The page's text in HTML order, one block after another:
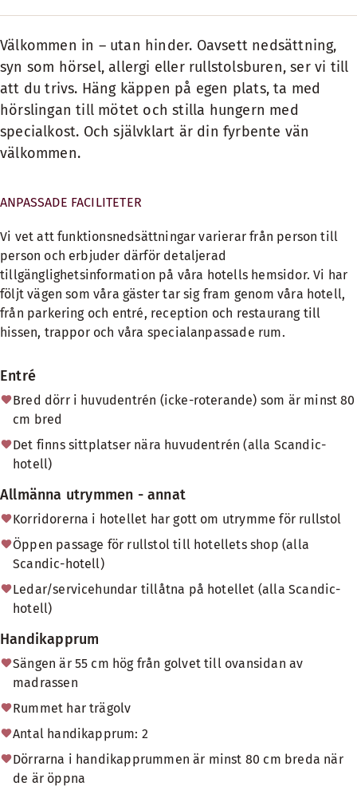
Välkommen in – utan hinder. Oavsett nedsättning,
syn som hörsel, allergi eller rullstolsburen, ser vi till
att du trivs. Häng käppen på egen plats, ta med
hörslingan till mötet och stilla hungern med
specialkost. Och självklart är din fyrbente vän
välkommen.
ANPASSADE FACILITETER
Vi vet att funktionsnedsättningar varierar från person till
person och erbjuder därför detaljerad
tillgänglighetsinformation på våra hotells hemsidor. Vi har
följt vägen som våra gäster tar sig fram genom våra hotell,
från parkering och entré, reception och restaurang till
hissen, trappor och våra specialanpassade rum.
Entré
Bred dörr i huvudentrén (icke-roterande) som är minst 80
cm bred
Det finns sittplatser nära huvudentrén (alla Scandic-
hotell)
Allmänna utrymmen - annat
Korridorerna i hotellet har gott om utrymme för rullstol
Öppen passage för rullstol till hotellets shop (alla
Scandic-hotell)
Ledar/servicehundar tillåtna på hotellet (alla Scandic-
hotell)
Handikapprum
Sängen är 55 cm hög från golvet till ovansidan av
madrassen
Rummet har trägolv
Antal handikapprum: 2
Dörrarna i handikapprummen är minst 80 cm breda när
de är öppna